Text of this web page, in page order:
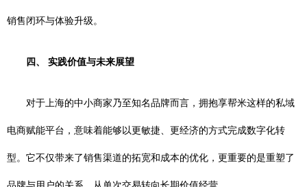
销售闭环与体验升级。
四、 实践价值与未来展望
对于上海的中小商家乃至知名品牌而言，拥抱享帮米这样的私域
电商赋能平台，意味着能够以更敏捷、更经济的方式完成数字化转
型。它不仅带来了销售渠道的拓宽和成本的优化，更重要的是重塑了